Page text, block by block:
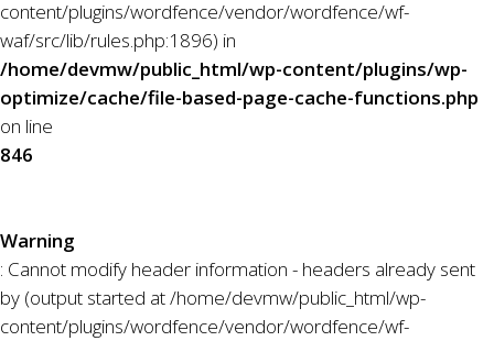
content/plugins/wordfence/vendor/wordfence/wf-
waf/src/lib/rules.php:1896) in
/home/devmw/public_html/wp-content/plugins/wp-
optimize/cache/file-based-page-cache-functions.php
on line
846
Warning
: Cannot modify header information - headers already sent
by (output started at /home/devmw/public_html/wp-
content/plugins/wordfence/vendor/wordfence/wf-